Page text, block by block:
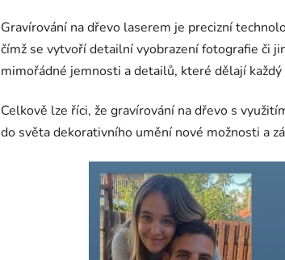
Gravírování na dřevo laserem je precizní
čímž se vytvoří detailní vyobrazení fotografie či
mimořádné jemnosti a detailů, které dělají
Celkově lze říci, že gravírování na dřevo s
do světa dekorativního umění nové možnosti a